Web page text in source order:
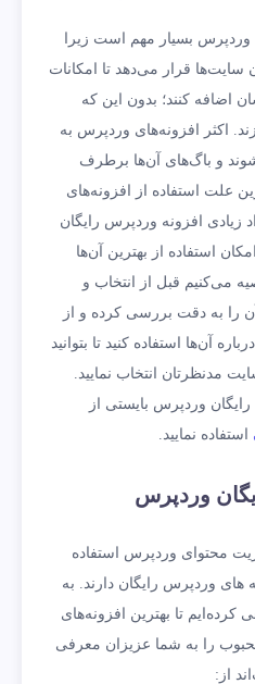
وردپرس بسیار مهم است زیرا
سایت‌ها قرار می‌دهد تا امکانات
اضافه کنند؛ بدون این که
اکثر افزونه‌های وردپرس به
و باگ‌های آن‌ها برطرف
علت استفاده از افزونه‌های
افزونه وردپرس رایگان
استفاده از بهترین آن‌ها
می‌کنیم قبل از انتخاب و
را به دقت بررسی کرده و از
آن‌ها استفاده کنید تا بتوانید
مدنظرتان انتخاب نمایید.
رایگان وردپرس بایستی از
استفاده نمایید.
وردپرس
محتوای وردپرس استفاده
وردپرس رایگان دارند. به
تا بهترین افزونه‌های
را به شما عزیزان معرفی
از: